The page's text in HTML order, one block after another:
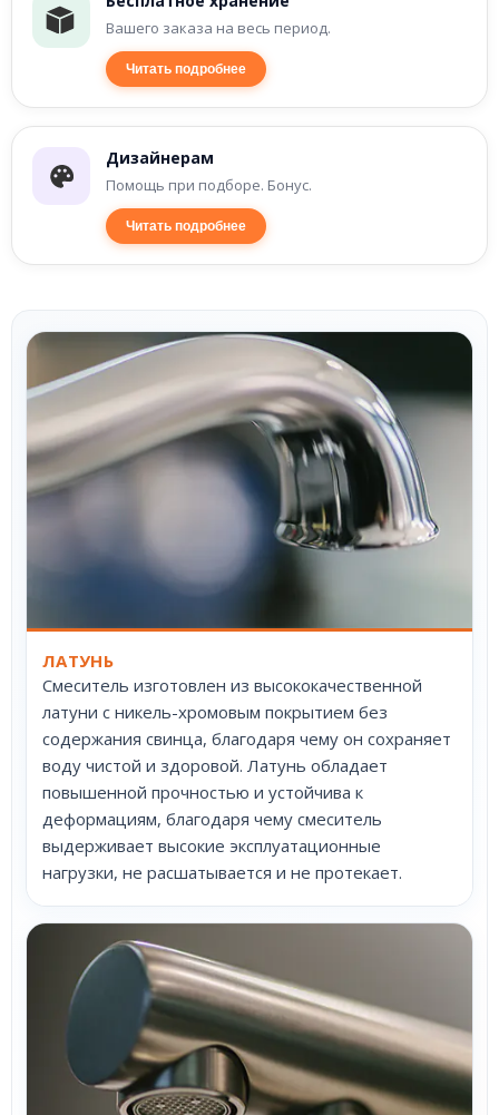
Вашего заказа на весь период.
Читать подробнее
Дизайнерам
Помощь при подборе. Бонус.
Читать подробнее
ЛАТУНЬ
Смеситель изготовлен из высококачественной
латуни с никель-хромовым покрытием без
содержания свинца, благодаря чему он сохраняет
воду чистой и здоровой. Латунь обладает
повышенной прочностью и устойчива к
деформациям, благодаря чему смеситель
выдерживает высокие эксплуатационные
нагрузки, не расшатывается и не протекает.